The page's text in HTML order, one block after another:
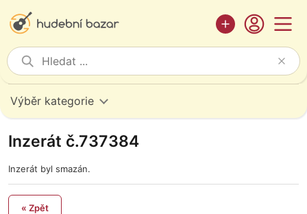
Výběr kategorie
Inzerát č.737384
Inzerát byl smazán.
« Zpět